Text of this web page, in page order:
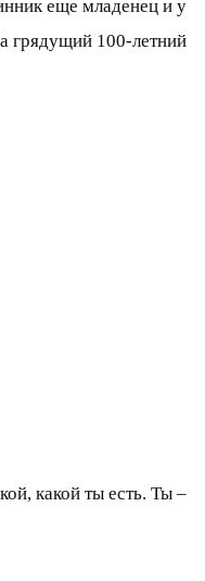
еще младенец и у
грядущий 100-летний
какой ты есть. Ты –